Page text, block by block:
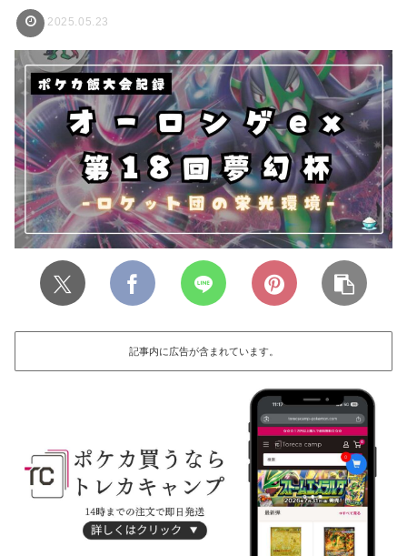
2025.05.23
記事内に広告が含まれています。